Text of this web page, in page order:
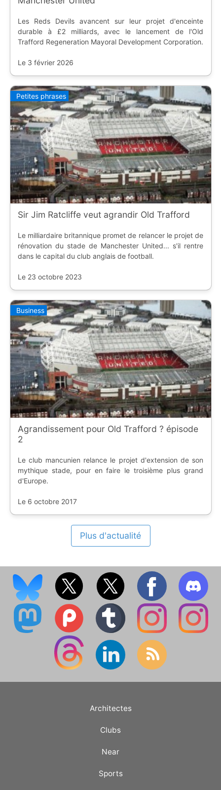
Les Reds Devils avancent sur leur projet d'enceinte
durable à £2 milliards, avec le lancement de l'Old
Trafford Regeneration Mayoral Development Corporation.
Le 3 février 2026
Petites phrases
Sir Jim Ratcliffe veut agrandir Old Trafford
Le milliardaire britannique promet de relancer le projet de
rénovation du stade de Manchester United... s'il rentre
dans le capital du club anglais de football.
Le 23 octobre 2023
Business
Agrandissement pour Old Trafford ? épisode
2
Le club mancunien relance le projet d'extension de son
mythique stade, pour en faire le troisième plus grand
d'Europe.
Le 6 octobre 2017
Plus d'actualité
Architectes
Clubs
Near
Sports